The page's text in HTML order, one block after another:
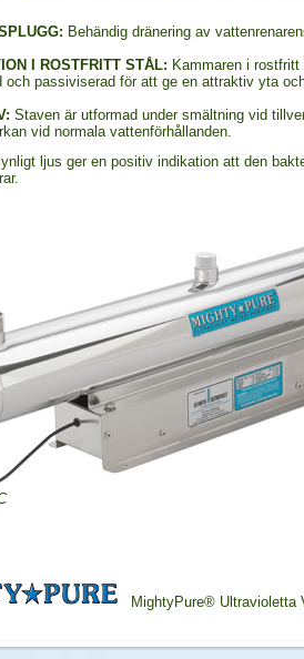
Behändig dränering av
I ROSTFRITT STÅL: Kammaren i rostfritt
och passiviserad för att ge en attraktiv yta
Staven är utformad under smältning vid
vid normala vattenförhållanden.
ljus ger en positiv indikation att den
MightyPure® Ultravioletta